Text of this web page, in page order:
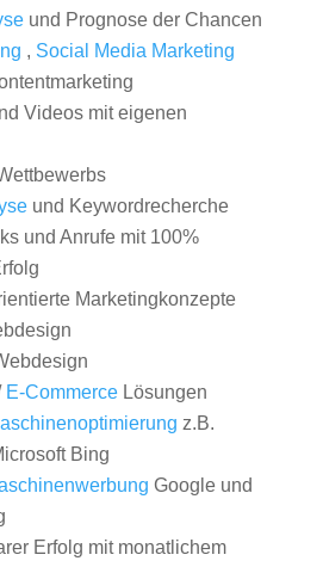
und Prognose der Chancen
, Social Media Marketing
Videos mit eigenen
und Keywordrecherche
und Anrufe mit 100%
Marketingkonzepte
E-CommerceLösungen
z.B.
Bing
Google und
Erfolg mit monatlichem